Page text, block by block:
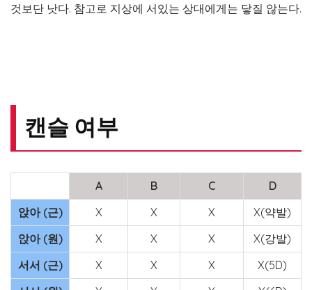
것보단 낫다. 참고로 지상에 서있는 상대에게는 닿질 않는다.
캔슬 여부
A B C
D
앉아 (근)
X X X
X(약발)
앉아 (원)
X X X
X(강발)
서서 (근)
X X X
X(5D)